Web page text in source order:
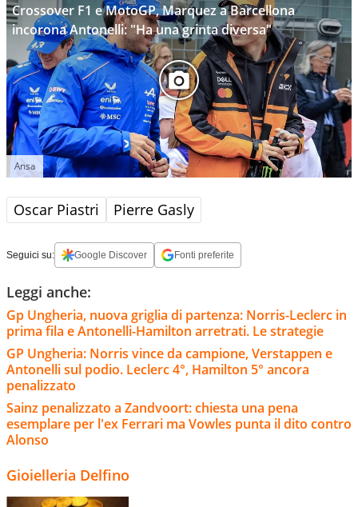
Crossover F1 e MotoGP, Marquez a Barcellona
incorona Antonelli: "Ha una grinta diversa"
Ansa
Oscar Piastri Pierre Gasly
Seguici su: Google Discover Fonti preferite
Leggi anche:
Gp Ungheria, nuova griglia di partenza: Norris-Leclerc in
prima fila e Antonelli-Hamilton arretrati. Le strategie
GP Ungheria: Norris vince da campione, Verstappen e
Antonelli sul podio. Leclerc 4°, Hamilton 5° ancora
penalizzato
Sainz penalizzato a Zandvoort: chiesta una pena
esemplare per l'ex Ferrari ma Vowles punta il dito contro
Alonso
Gioielleria Delfino